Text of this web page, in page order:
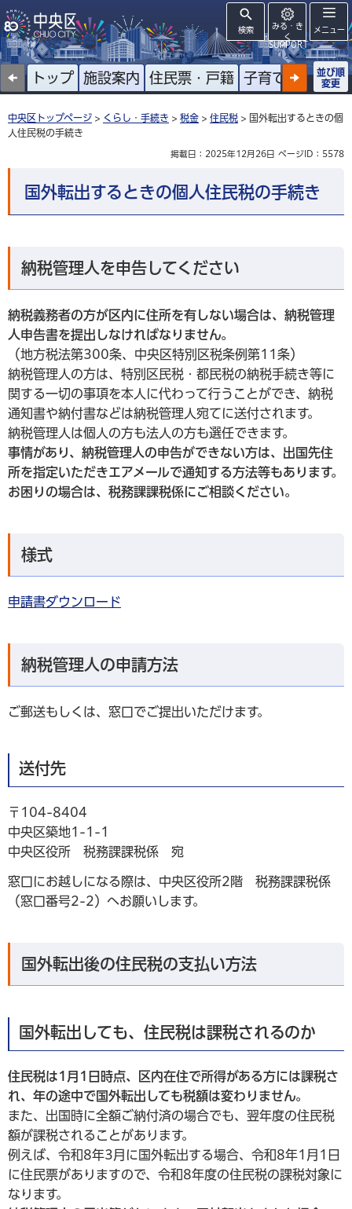
検索
みる・き
く
SUPPORT
メニュー
トップ 施設案内 住民票・戸籍 子育て 高齢者
並び順
変更
中央区トップページ > くらし・手続き > 税金 > 住民税 > 国外転出するときの個
人住民税の手続き
掲載日：2025年12月26日 ページID：5578
国外転出するときの個人住民税の手続き
納税管理人を申告してください
納税義務者の方が区内に住所を有しない場合は、納税管理
人申告書を提出しなければなりません。
（地方税法第300条、中央区特別区税条例第11条）
納税管理人の方は、特別区民税・都民税の納税手続き等に
関する一切の事項を本人に代わって行うことができ、納税
通知書や納付書などは納税管理人宛てに送付されます。
納税管理人は個人の方も法人の方も選任できます。
事情があり、納税管理人の申告ができない方は、出国先住
所を指定いただきエアメールで通知する方法等もあります。
お困りの場合は、税務課課税係にご相談ください。
様式
申請書ダウンロード
納税管理人の申請方法
ご郵送もしくは、窓口でご提出いただけます。
送付先
〒104-8404
中央区築地1-1-1
中央区役所 税務課課税係 宛
窓口にお越しになる際は、中央区役所2階 税務課課税係
（窓口番号2-2）へお願いします。
国外転出後の住民税の支払い方法
国外転出しても、住民税は課税されるのか
住民税は1月1日時点、区内在住で所得がある方には課税さ
れ、年の途中で国外転出しても税額は変わりません。
また、出国時に全額ご納付済の場合でも、翌年度の住民税
額が課税されることがあります。
例えば、令和8年3月に国外転出する場合、令和8年1月1日
に住民票がありますので、令和8年度の住民税の課税対象に
なります。